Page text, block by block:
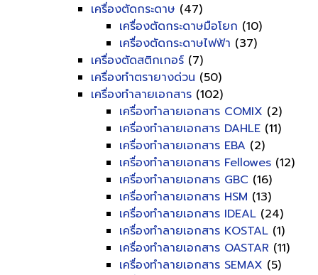
เครื่องตัดกระดาษ (47)
เครื่องตัดกระดาษมือโยก (10)
เครื่องตัดกระดาษไฟฟ้า (37)
เครื่องตัดสติกเกอร์ (7)
เครื่องทำตรายางด่วน (50)
เครื่องทำลายเอกสาร (102)
เครื่องทำลายเอกสาร COMIX (2)
เครื่องทำลายเอกสาร DAHLE (11)
เครื่องทำลายเอกสาร EBA (2)
เครื่องทำลายเอกสาร Fellowes (12)
เครื่องทำลายเอกสาร GBC (16)
เครื่องทำลายเอกสาร HSM (13)
เครื่องทำลายเอกสาร IDEAL (24)
เครื่องทำลายเอกสาร KOSTAL (1)
เครื่องทำลายเอกสาร OASTAR (11)
เครื่องทำลายเอกสาร SEMAX (5)